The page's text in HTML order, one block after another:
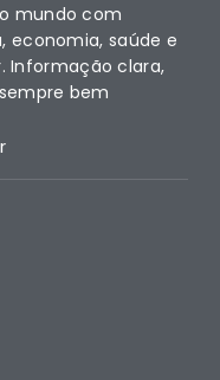
mundo com
economia, saúde e
Informação clara,
bem